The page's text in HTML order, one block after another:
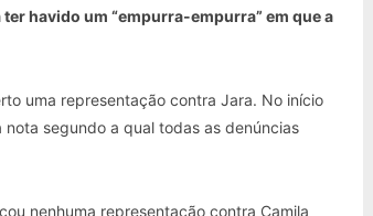
havido um “empurra-empurra” em que a
uma representação contra Jara. No início
segundo a qual todas as denúncias
nenhuma representação contra Camila